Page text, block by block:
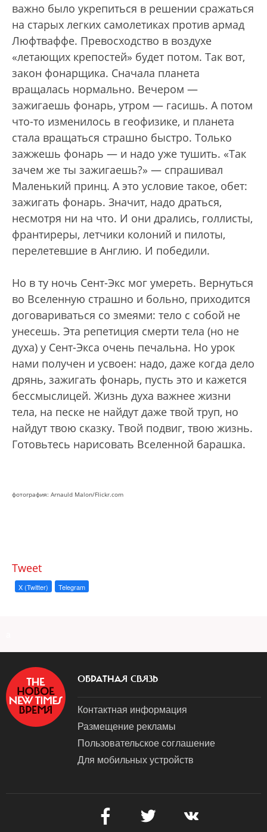
важно было укрепиться в решении сражаться
на старых легких самолетиках против армад
Люфтваффе. Превосходство в воздухе
«летающих крепостей» будет потом. Так вот,
закон фонарщика. Сначала планета
вращалась нормально. Вечером —
зажигаешь фонарь, утром — гасишь. А потом
что-то изменилось в геофизике, и планета
стала вращаться страшно быстро. Только
зажжешь фонарь — и надо уже тушить. «Так
зачем же ты зажигаешь?» — спрашивал
Маленький принц. А это условие такое, обет:
зажигать фонарь. Значит, надо драться,
несмотря ни на что. И они дрались, голлисты,
франтиреры, летчики колоний и пилоты,
перелетевшие в Англию. И победили.
Но в ту ночь Сент-Экс мог умереть. Вернуться
во Вселенную страшно и больно, приходится
договариваться со змеями: тело с собой не
унесешь. Эта репетиция смерти тела (но не
духа) у Сент-Экса очень печальна. Но урок
нами получен и усвоен: надо, даже когда дело
дрянь, зажигать фонарь, пусть это и кажется
бессмыслицей. Жизнь духа важнее жизни
тела, на песке не найдут даже твой труп, но
найдут твою сказку. Твой подвиг, твою жизнь.
Готовьтесь нарисовать Вселенной барашка.
фотография: Arnauld Malon/Flickr.com
Tweet
X (Twitter) Telegram
ОБРАТНАЯ СВЯЗЬ
Контактная информация
Размещение рекламы
Пользовательское соглашение
Для мобильных устройств